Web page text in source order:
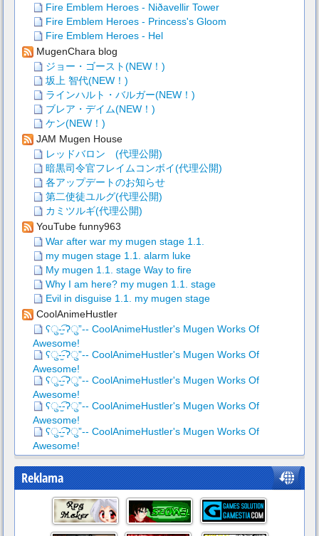
Fire Emblem Heroes - Niðavellir Tower
Fire Emblem Heroes - Princess's Gloom
Fire Emblem Heroes - Hel
MugenChara blog
ジョー・ゴースト(NEW！)
坂上 智代(NEW！)
ラインハルト・バルガー(NEW！)
ブレア・デイム(NEW！)
ケン(NEW！)
JAM Mugen House
レッドバロン (代理公開)
暗黒司令官フレイムコンボイ(代理公開)
各アップデートのお知らせ
第二使徒ユルグ(代理公開)
カミツルギ(代理公開)
YouTube funny963
War after war my mugen stage 1.1.
my mugen stage 1.1. alarm luke
My mugen 1.1. stage Way to fire
Why I am here? my mugen 1.1. stage
Evil in disguise 1.1. my mugen stage
CoolAnimeHustler
ʕु-̫͡-ʔु”-- CoolAnimeHustler's Mugen Works Of
Awesome!
ʕु-̫͡-ʔु”-- CoolAnimeHustler's Mugen Works Of
Awesome!
ʕु-̫͡-ʔु”-- CoolAnimeHustler's Mugen Works Of
Awesome!
ʕु-̫͡-ʔु”-- CoolAnimeHustler's Mugen Works Of
Awesome!
ʕु-̫͡-ʔु”-- CoolAnimeHustler's Mugen Works Of
Awesome!
Reklama